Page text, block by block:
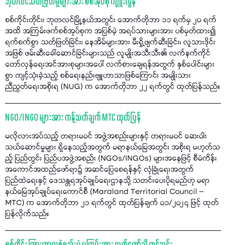
စစ်ကိုင်းတိုင်း၊ ဘုတလင်မြို့နယ်အတွင်း အောက်တိုဘာ ၁၁ ရက်မှ ၂၀ ရက်
အထိ အကြမ်းဖက်စစ်အုပ်စုက အပြစ်မဲ့ အရပ်သားများအား ပစ်မှတ်ထား၍
ရက်စက်စွာ သတ်ဖြတ်ခြင်း၊ နေအိမ်များအား မီးရှို့ဖျက်ဆီးခြင်း၊ လူသားဒိုင်း
အဖြစ် ဖမ်းဆီးခေါ်ဆောင်ခြင်းများသည် လူမျိုးအသီးသီး၏ လက်နက်ကိုင်
တော်လှန်ရေးအင်အားစုများအပေါ် လက်စားချေရန်အတွက် နှစ်ပေါင်းများ
စွာ ကျင့်သုံးခဲ့သည့် စစ်ရေးနည်းဗျူဟာသာဖြစ်ကြောင်း အမျိုးသား
ညီညွတ်ရေးအစိုးရ (NUG) က အောက်တိုဘာ ၂၂ ရက်တွင် ထုတ်ပြန်သည်။
NGO/INGO များအား ကန့်သတ်ချက် MTC ထုတ်ပြန်
မလိုလားအပ်သည့် တရားမဝင် အဖွဲ့အစည်းများနှင့် တရားမဝင် ဆေးဝါး
သယ်ဆောင်မှုများ ရှိနေသည့်အတွက် မရာနယ်မြေအတွင်း အစိုးရ မဟုတ်သ
ည့် ပြည်တွင်း ပြည်ပအဖွဲ့အစည်း (NGOs/INGOs) များအနေဖြင့် စီမံကိန်း
အကောင်အထည်ဖော်ရာ၌ အဆင်ပြေစေရန်နှင့် လုံခြုံရေးအတွက်
ပြည်ထဲရေးနှင့် ဒေသန္တရအုပ်ချုပ်ရေးဌာနသို့ သတင်းပေးပိုရမည်ဟု မရာ
နယ်မြေအုပ်ချုပ်ရေးကောင်စီ (Maraland Territorial Council –
MTC) က အောက်တိုဘာ ၂၁ ရက်တွင် ထုတ်ပြန်ချက် ၀၁/၂၀၂၄ ဖြင့် ထုတ်
ပြန်လိုက်သည်။